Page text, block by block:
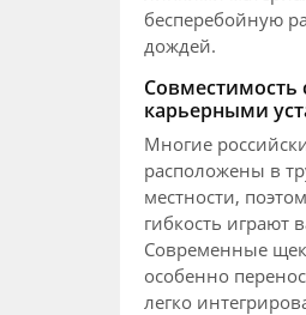
бесперебойную
дождей.
карьерными
Многие
расположены в
местности,
гибкость играют
Современные
особенно
легко